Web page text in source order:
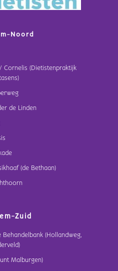
Noord
Cornelis (Dietistenpraktijk
de Linden
(de Bethaan)
Zuid
(Hollandweg,
Malburgen)